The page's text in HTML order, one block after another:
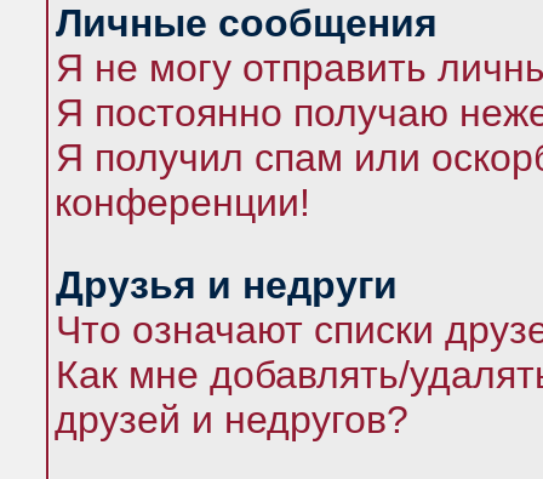
Личные сообщения
Я не могу отправить
Я постоянно получаю
Я получил спам или
конференции!
Друзья и недруги
Что означают списки
Как мне добавлять/
друзей и недругов?